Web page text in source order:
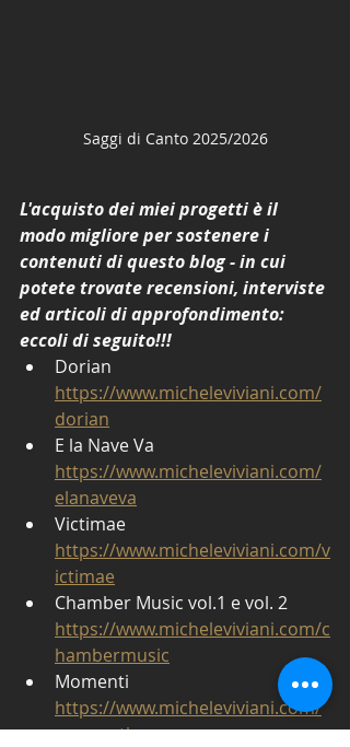
Saggi di Canto 2025/2026
L'acquisto dei miei progetti è il
modo migliore per sostenere i
contenuti di questo blog - in cui
potete trovate recensioni, interviste
ed articoli di approfondimento:
eccoli di seguito!!!
Dorian
https://www.micheleviviani.com/
dorian
E la Nave Va
https://www.micheleviviani.com/
elanaveva
Victimae
https://www.micheleviviani.com/v
ictimae
Chamber Music vol.1 e vol. 2
https://www.micheleviviani.com/c
hambermusic
Momenti
https://www.micheleviviani.com/
momenti